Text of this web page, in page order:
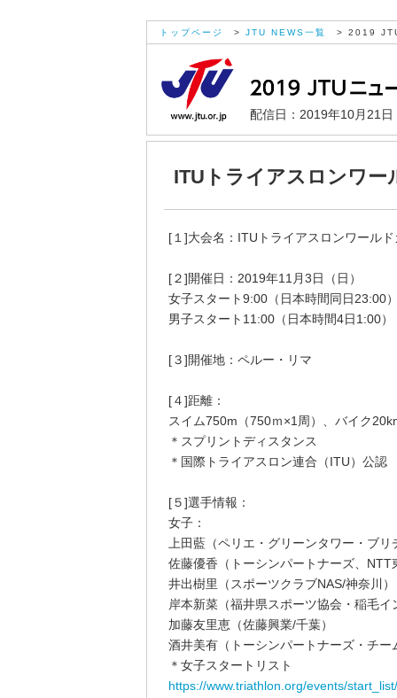
トップページ > JTU NEWS一覧 > 2019
配信日：2019年10月21日
ITUトライアスロンワー
[１]大会名：ITUトライアスロンワール
[２]開催日：2019年11月3日（日）
女子スタート9:00（日本時間同日23:00
男子スタート11:00（日本時間4日1:00）
[３]開催地：ペルー・リマ
[４]距離：
スイム750m（750ｍ×1周）、バイク
＊スプリントディスタンス
＊国際トライアスロン連合（ITU）公認
[５]選手情報：
女子：
上田藍（ペリエ・グリーンタワー・ブ
佐藤優香（トーシンパートナーズ、
井出樹里（スポーツクラブNAS/神奈川）
岸本新菜（福井県スポーツ協会・稲毛イ
加藤友里恵（佐藤興業/千葉）
酒井美有（トーシンパートナーズ・チー
＊女子スタートリスト
https://www.triathlon.org/events/